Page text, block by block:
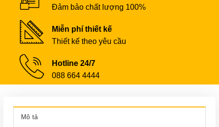
Đảm bảo chất lượng 100%
Miễn phí thiết kế
Thiết kế theo yêu cầu
Hotline 24/7
088 664 4444
Mô tả